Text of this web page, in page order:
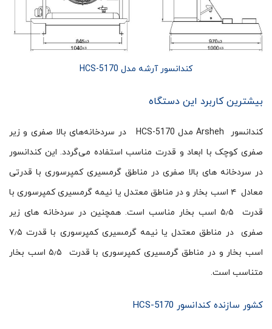
کندانسور آرشه مدل HCS-5170
بیشترین کاربرد این دستگاه
کندانسور Arsheh مدل HCS-5170 در سردخانه‌های بالا صفری و زیر
صفری کوچک با ابعاد و قدرت مناسب استفاده می‌گردد. این کندانسور
در سردخانه های بالا صفری در مناطق گرمسیری کمپرسوری با قدرتی
معادل ۴ اسب بخار و در مناطق معتدل یا نیمه گرمسیری کمپرسوری با
قدرت ۵٫۵ اسب بخار مناسب است. همچنین در سردخانه های زیر
صفری در مناطق معتدل یا نیمه گرمسیری کمپرسوری با قدرت ۷٫۵
اسب بخار و در مناطق گرمسیری کمپرسوری با قدرت ۵٫۵ اسب بخار
متناسب است.
کشور سازنده کندانسور HCS-5170